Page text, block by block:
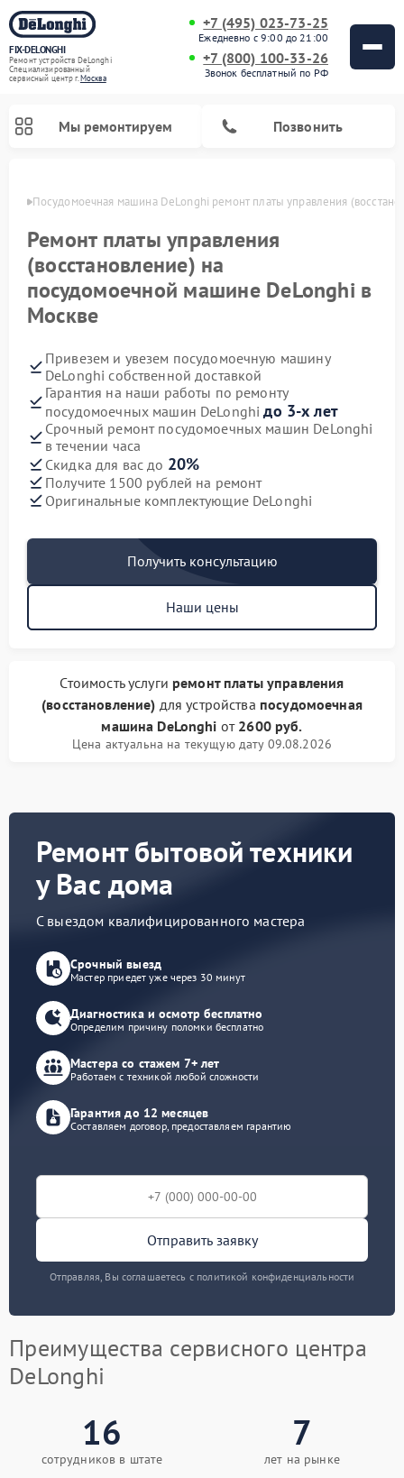
FIX-DELONGHI
Ремонт устройств DeLonghi
Специализированный
cервисный центр г.Москва
+7 (495) 023-73-25
Ежедневно с 9:00 до 21:00
+7 (800) 100-33-26
Звонок бесплатный по РФ
Мы ремонтируем Позвонить
Посудомоечная машина DeLonghi ремонт платы управления
Ремонт платы управления
(восстановление) на
посудомоечной машине DeLonghi в
Москве
Привезем и увезем посудомоечную машину
DeLonghi собственной доставкой
Гарантия на наши работы по ремонту
посудомоечных машин DeLonghiдо 3-х лет
Срочный ремонт посудомоечных машин DeLonghi
в течении часа
Скидка для вас до 20%
Получите 1500 рублей на ремонт
Оригинальные комплектующие DeLonghi
Получить консультацию
Наши цены
Стоимость услуги ремонт платы управления
(восстановление) для устройства посудомоечная
машина DeLonghi от 2600 руб.
Цена актуальна на текущую дату 09.08.2026
Ремонт бытовой техники
у Вас дома
С выездом квалифицированного мастера
Срочный выезд
Мастер приедет уже через 30 минут
Диагностика и осмотр бесплатно
Определим причину поломки бесплатно
Мастера со стажем 7+ лет
Работаем с техникой любой сложности
Гарантия до 12 месяцев
Составляем договор, предоставляем гарантию
Отправить заявку
Отправляя, Вы соглашаетесь с политикой конфиденциальности
Преимущества сервисного центра
DeLonghi
16
сотрудников в штате
7
лет на рынке